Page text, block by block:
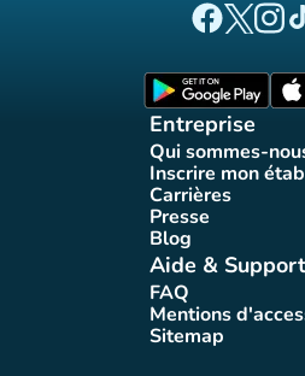
(nouvel
Entreprise
Qui sommes-(nouvel
Inscrire mon
Carrières
(nouvel
Presse(nouvel onglet)
Blog(nouvel onglet)
Aide & Support
FAQ(nouvel onglet)
Mentions
Sitemap
(nouvel